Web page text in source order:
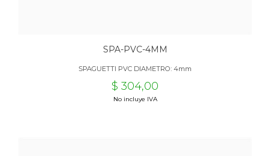
SPA-PVC-4MM
SPAGUETTI PVC DIAMETRO: 4mm
$ 304,00
No incluye IVA